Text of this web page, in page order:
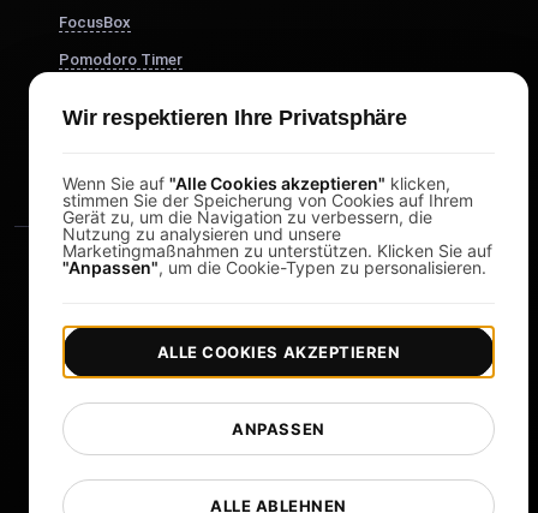
FocusBox
Pomodoro Timer
DesignerBox
Copyright © 2026 LoadFocus | Geschäftsbedingungen |
Datenschutzrichtlinie | Datenschutz |
Cookie-Einstellungen
Wir respektieren Ihre Privatsphäre
Wenn Sie auf "Alle Cookies akzeptieren" klicken,
stimmen Sie der Speicherung von Cookies auf Ihrem
Gerät zu, um die Navigation zu verbessern, die
Nutzung zu analysieren und unsere
Marketingmaßnahmen zu unterstützen. Klicken Sie auf
"Anpassen", um die Cookie-Typen zu personalisieren.
ALLE ABLEHNEN
ANPASSEN
ALLE COOKIES AKZEPTIEREN